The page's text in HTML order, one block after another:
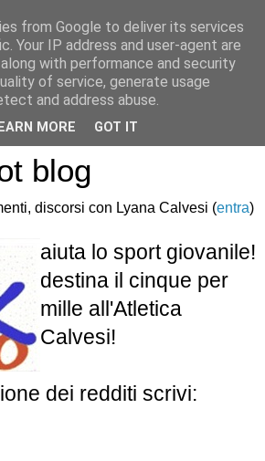
Sandro
blog
discorsi con Lyana Calvesi (entra)
aiuta lo sport giovanile!
destina il cinque per
mille all'Atletica
Calvesi!
dei redditi scrivi:
from Google to deliver its services
Your IP address and user-agent are
with performance and security
of service, generate usage
and address abuse.
MORE GOT IT